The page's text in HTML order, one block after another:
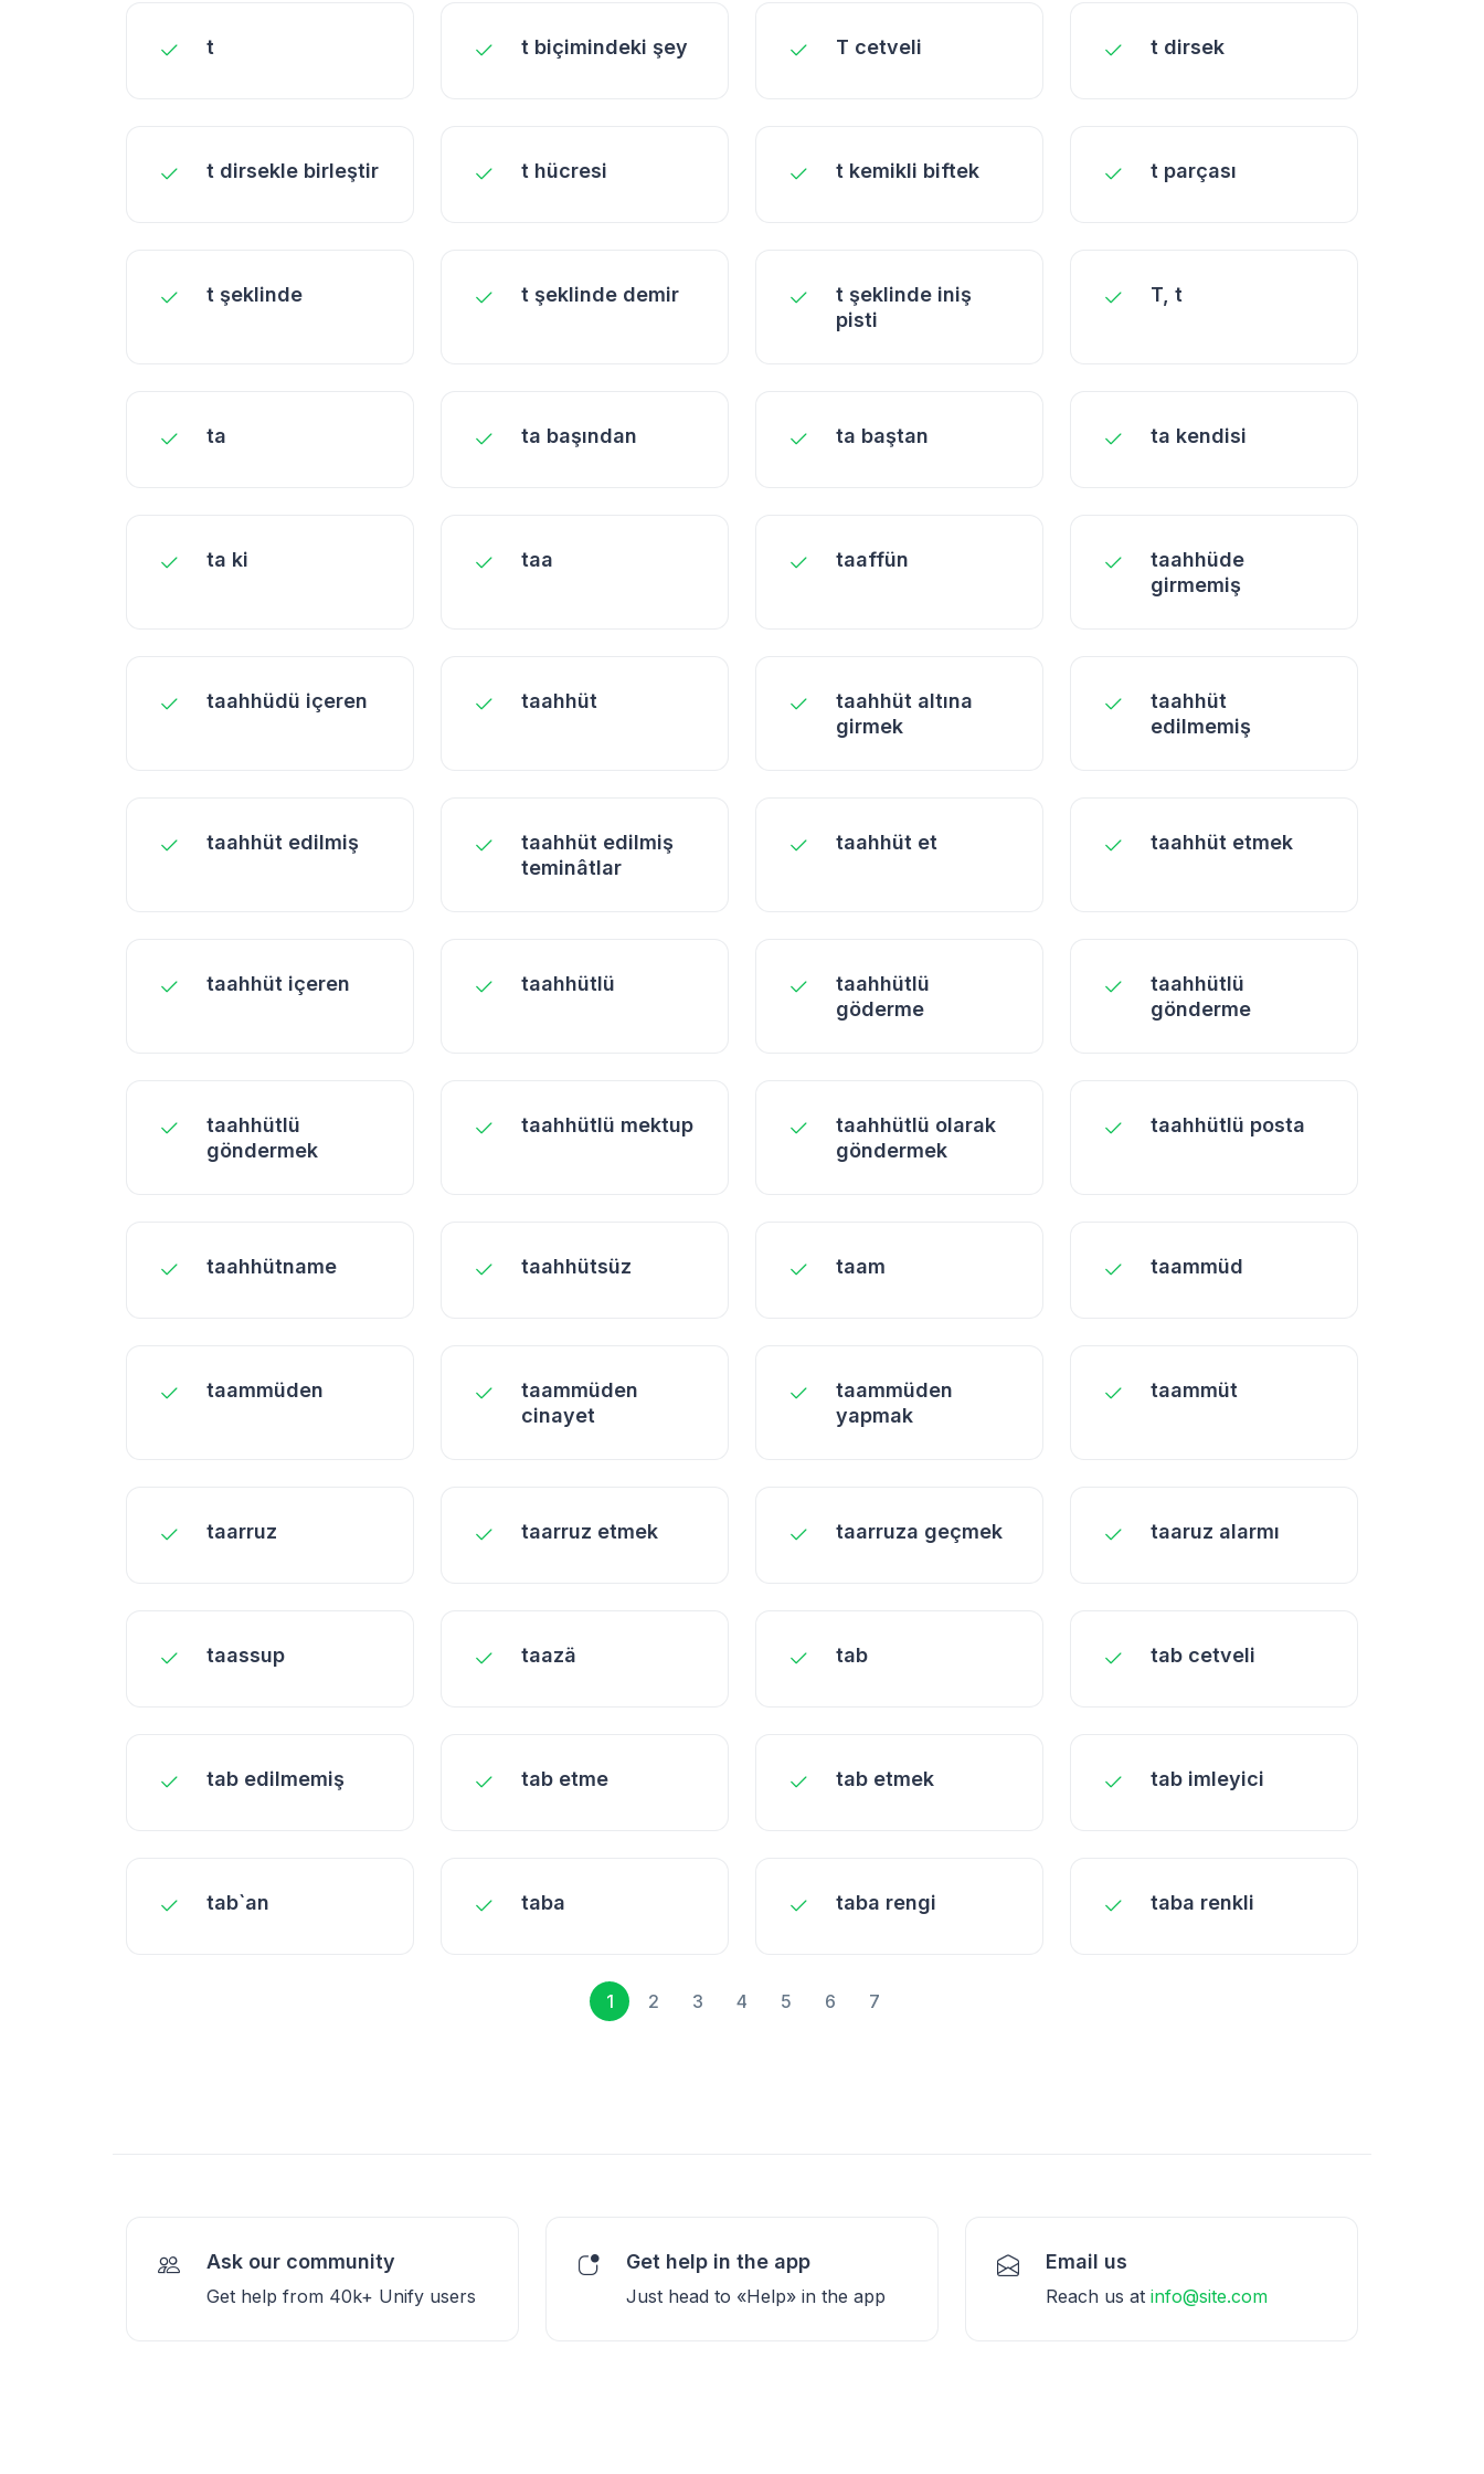
t t biçimindeki şey T cetveli t dirsek
t dirsekle birleştir t hücresi t kemikli biftek t parçası
t şeklinde t şeklinde demir
t şeklinde iniş
pisti
T, t
ta ta başından ta baştan ta kendisi
ta ki taa taaffün
taahhüde
girmemiş
taahhüdü içeren taahhüt
taahhüt altına
girmek
taahhüt
edilmemiş
taahhüt edilmiş
taahhüt edilmiş
teminâtlar
taahhüt et taahhüt etmek
taahhüt içeren taahhütlü
taahhütlü
göderme
taahhütlü
gönderme
taahhütlü
göndermek
taahhütlü mektup
taahhütlü olarak
göndermek
taahhütlü posta
taahhütname taahhütsüz taam taammüd
taammüden
taammüden
cinayet
taammüden
yapmak
taammüt
taarruz taarruz etmek taarruza geçmek taaruz alarmı
taassup taazä tab tab cetveli
tab edilmemiş tab etme tab etmek tab imleyici
tab`an taba taba rengi taba renkli
1 2 3 4 5 6 7
Ask our community
Get help from 40k+ Unify users
Get help in the app
Just head to «Help» in the app
Email us
Reach us at info@site.com